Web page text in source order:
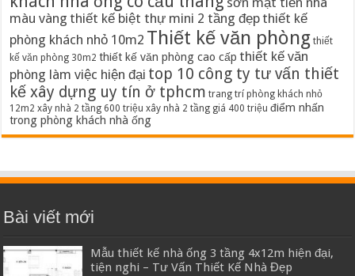
màu vàng thiết kế biệt thự mini 2 tầng đẹpthiết kế
phòng khách nhỏ 10m2 Thiết kế văn phòng thiết
kế văn phòng 30m2 thiết kế văn phòng cao cấp thiết kế văn
phòng làm việc hiện đại top 10 công ty tư vấn thiết
kế xây dựng uy tín ở tphcm trang trí phòng khách nhỏ
12m2 xây nhà 2 tầng 600 triệu xây nhà 2 tầng giá 400 triệu điểm nhấn
trong phòng khách nhà ống
Bài viết mới
Mẫu thiết kế nhà ống 3 tầng 4x12m hiện đại,
tiện nghi – Tư Vấn Thiết Kế Nhà Đẹp